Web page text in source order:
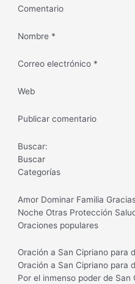
Comentario
Nombre *
Correo electrónico *
Web
Publicar comentario
Buscar:
Buscar
Categorías
Amor Dominar Familia
Noche Otras Protección
Oraciones populares
Oración a San Cipriano para
Oración a San Cipriano para
Por el inmenso poder de